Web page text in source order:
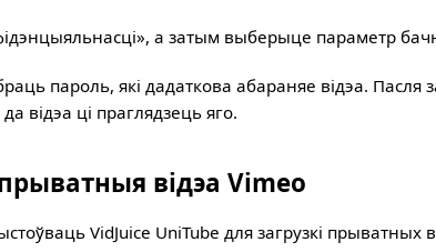
а затым выберыце параметр
пароль, які дадаткова абараняе відэа.
відэа ці праглядзець яго.
відэа Vimeo
VidJuice UniTube для загрузкі прыватных